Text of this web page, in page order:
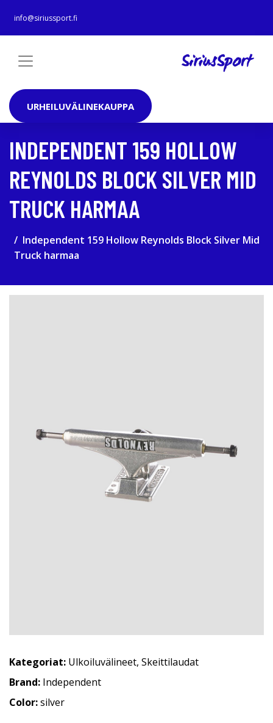
info@siriussport.fi
URHEILUVÄLINEKAUPPA
INDEPENDENT 159 HOLLOW
REYNOLDS BLOCK SILVER MID
TRUCK HARMAA
Independent 159 Hollow Reynolds Block Silver Mid
Truck harmaa
Kategoriat: Ulkoiluvälineet, Skeittilaudat
Brand: Independent
Color:silver